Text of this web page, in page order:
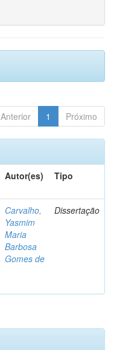
Anterior 1 Próximo
Autor(es) Tipo
Carvalho,
Yasmim
Maria
Barbosa
Gomes de
Dissertação